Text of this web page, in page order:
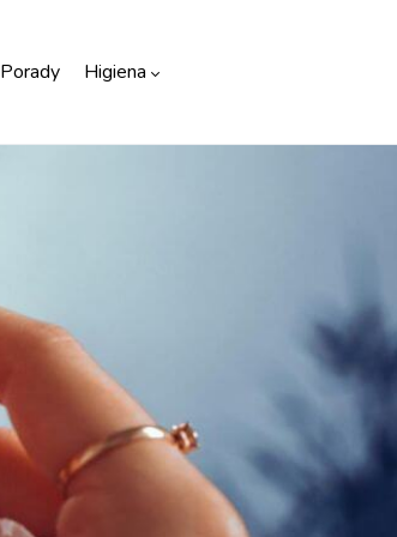
Porady Higiena